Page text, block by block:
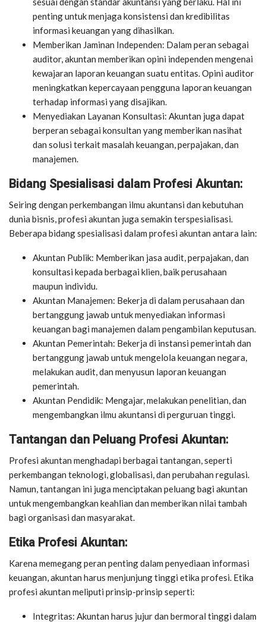
penting untuk menjaga konsistensi dan kredibilitas
informasi keuangan yang dihasilkan.
Memberikan Jaminan Independen: Dalam peran sebagai
auditor, akuntan memberikan opini independen mengenai
kewajaran laporan keuangan suatu entitas. Opini auditor
meningkatkan kepercayaan pengguna laporan keuangan
terhadap informasi yang disajikan.
Menyediakan Layanan Konsultasi: Akuntan juga dapat
berperan sebagai konsultan yang memberikan nasihat
dan solusi terkait masalah keuangan, perpajakan, dan
manajemen.
Bidang Spesialisasi dalam Profesi Akuntan:
Seiring dengan perkembangan ilmu akuntansi dan kebutuhan
dunia bisnis, profesi akuntan juga semakin terspesialisasi.
Beberapa bidang spesialisasi dalam profesi akuntan antara lain:
Akuntan Publik: Memberikan jasa audit, perpajakan, dan
konsultasi kepada berbagai klien, baik perusahaan
maupun individu.
Akuntan Manajemen: Bekerja di dalam perusahaan dan
bertanggung jawab untuk menyediakan informasi
keuangan bagi manajemen dalam pengambilan keputusan.
Akuntan Pemerintah: Bekerja di instansi pemerintah dan
bertanggung jawab untuk mengelola keuangan negara,
melakukan audit, dan menyusun laporan keuangan
pemerintah.
Akuntan Pendidik: Mengajar, melakukan penelitian, dan
mengembangkan ilmu akuntansi di perguruan tinggi.
Tantangan dan Peluang Profesi Akuntan:
Profesi akuntan menghadapi berbagai tantangan, seperti
perkembangan teknologi, globalisasi, dan perubahan regulasi.
Namun, tantangan ini juga menciptakan peluang bagi akuntan
untuk mengembangkan keahlian dan memberikan nilai tambah
bagi organisasi dan masyarakat.
Etika Profesi Akuntan:
Karena memegang peran penting dalam penyediaan informasi
keuangan, akuntan harus menjunjung tinggi etika profesi. Etika
profesi akuntan meliputi prinsip-prinsip seperti:
Integritas: Akuntan harus jujur dan bermoral tinggi dalam